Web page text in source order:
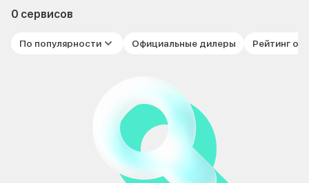
0 сервисов
По популярности Официальные дилеры Рейтинг